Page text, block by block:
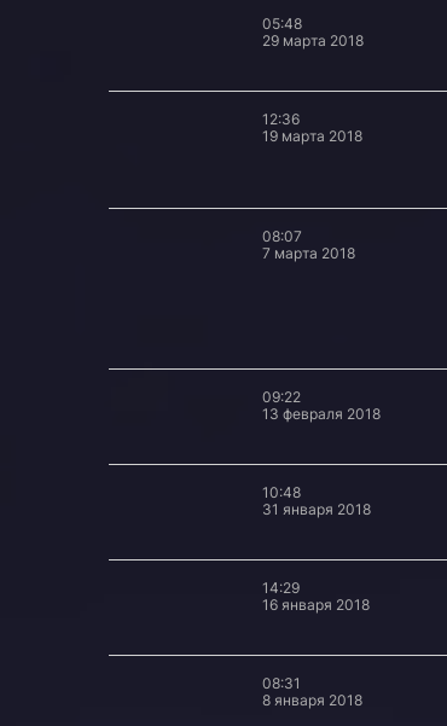
05:48
29 марта 2018
12:36
19 марта 2018
08:07
7 марта 2018
09:22
13 февраля 2018
10:48
31 января 2018
14:29
16 января 2018
08:31
8 января 2018